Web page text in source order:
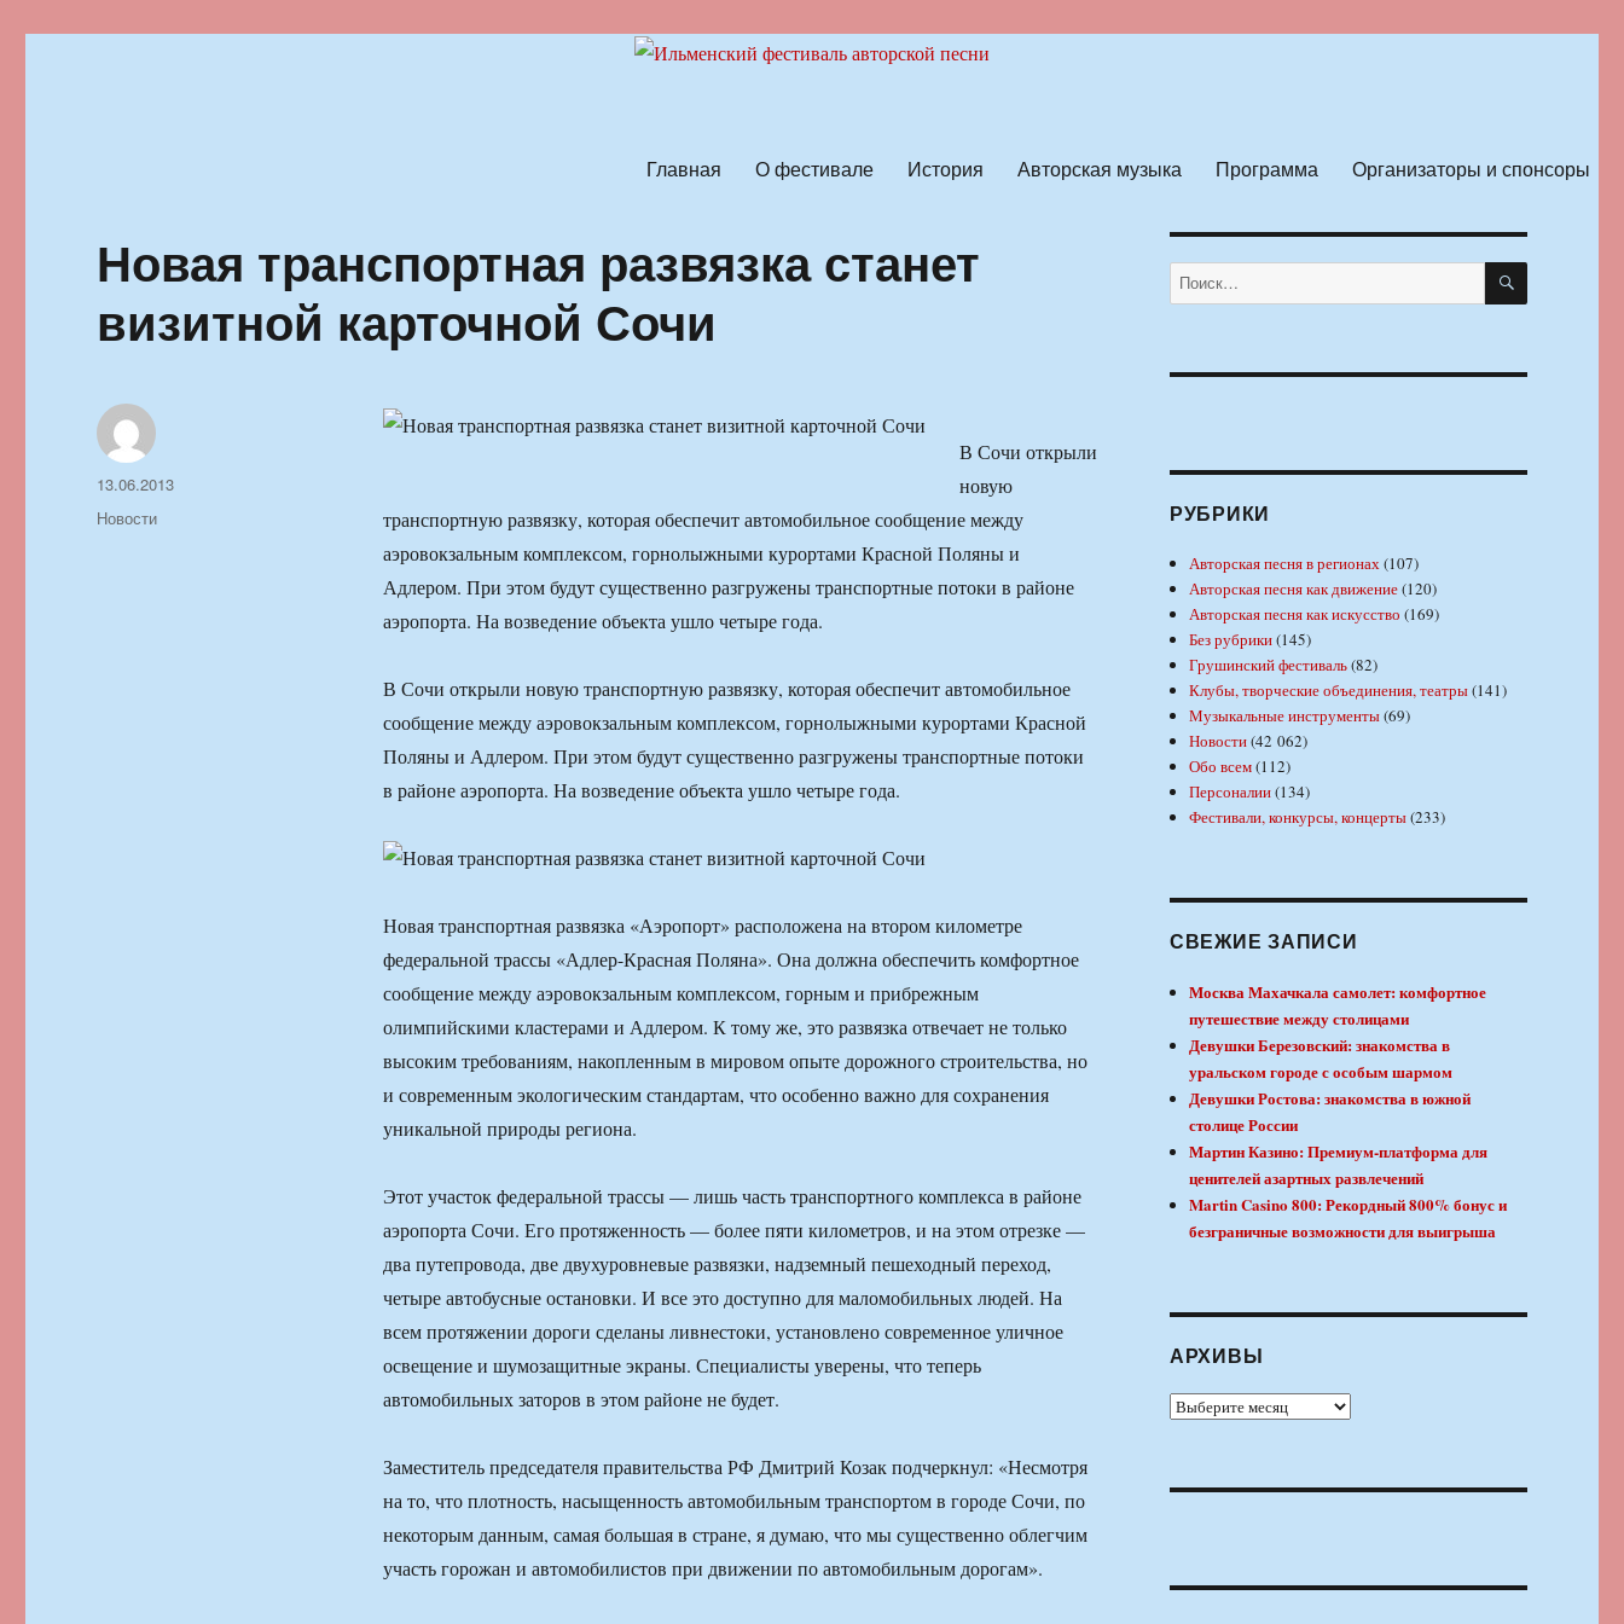
Главная О фестивале История Авторская музыка Программа Организаторы и спонсоры
Новая транспортная развязка станет
визитной карточной Сочи
В Сочи открыли
новую
транспортную развязку, которая обеспечит автомобильное сообщение между
аэровокзальным комплексом, горнолыжными курортами Красной Поляны и
Адлером. При этом будут существенно разгружены транспортные потоки в районе
аэропорта. На возведение объекта ушло четыре года.
В Сочи открыли новую транспортную развязку, которая обеспечит автомобильное
сообщение между аэровокзальным комплексом, горнолыжными курортами Красной
Поляны и Адлером. При этом будут существенно разгружены транспортные потоки
в районе аэропорта. На возведение объекта ушло четыре года.
Новая транспортная развязка «Аэропорт» расположена на втором километре
федеральной трассы «Адлер-Красная Поляна». Она должна обеспечить комфортное
сообщение между аэровокзальным комплексом, горным и прибрежным
олимпийскими кластерами и Адлером. К тому же, это развязка отвечает не только
высоким требованиям, накопленным в мировом опыте дорожного строительства, но
и современным экологическим стандартам, что особенно важно для сохранения
уникальной природы региона.
Этот участок федеральной трассы — лишь часть транспортного комплекса в районе
аэропорта Сочи. Его протяженность — более пяти километров, и на этом отрезке —
два путепровода, две двухуровневые развязки, надземный пешеходный переход,
четыре автобусные остановки. И все это доступно для маломобильных людей. На
всем протяжении дороги сделаны ливнестоки, установлено современное уличное
освещение и шумозащитные экраны. Специалисты уверены, что теперь
автомобильных заторов в этом районе не будет.
Заместитель председателя правительства РФ Дмитрий Козак подчеркнул: «Несмотря
на то, что плотность, насыщенность автомобильным транспортом в городе Сочи, по
некоторым данным, самая большая в стране, я думаю, что мы существенно облегчим
участь горожан и автомобилистов при движении по автомобильным дорогам».
Автор
Опубликовано
13.06.2013
Рубрики
Новости
Искать: ПОИСК
РУБРИКИ
Авторская песня в регионах(107)
Авторская песня как движение(120)
Авторская песня как искусство (169)
Без рубрики(145)
Грушинский фестиваль(82)
Клубы, творческие объединения, театры(141)
Музыкальные инструменты(69)
Новости(42 062)
Обо всем(112)
Персоналии(134)
Фестивали, конкурсы, концерты(233)
СВЕЖИЕ ЗАПИСИ
Москва Махачкала самолет: комфортное
путешествие между столицами
Девушки Березовский: знакомства в
уральском городе с особым шармом
Девушки Ростова: знакомства в южной
столице России
Мартин Казино: Премиум-платформа для
ценителей азартных развлечений
Martin Casino 800: Рекордный 800% бонус и
безграничные возможности для выигрыша
АРХИВЫ
Архивы